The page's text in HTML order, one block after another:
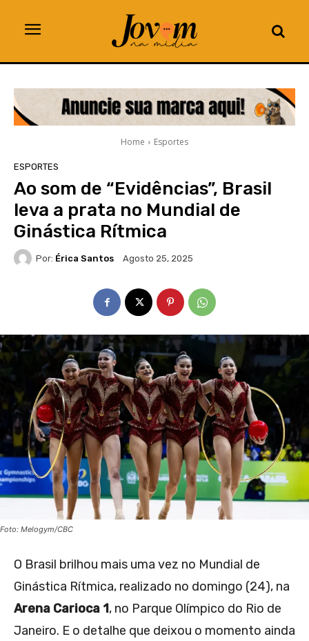
Home Esportes
ESPORTES
Ao som de “Evidências”, Brasil
leva a prata no Mundial de
Ginástica Rítmica
Por: Érica Santos Agosto 25, 2025
Foto: Melogym/CBC
O Brasil brilhou mais uma vez no Mundial de
Ginástica Rítmica, realizado no domingo (24), na
Arena Carioca 1, no Parque Olímpico do Rio de
Janeiro. E o detalhe que deixou o momento ainda